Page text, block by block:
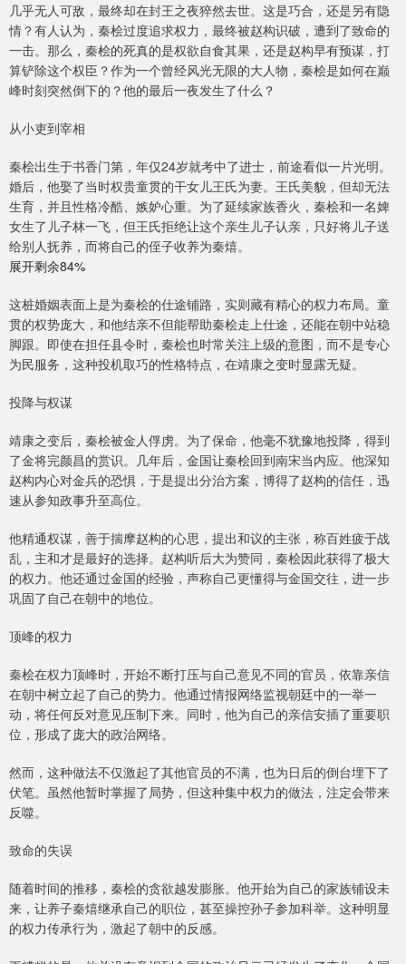
几乎无人可敌，最终却在封王之夜猝然去世。这是巧合，还是另有隐
情？有人认为，秦桧过度追求权力，最终被赵构识破，遭到了致命的
一击。那么，秦桧的死真的是权欲自食其果，还是赵构早有预谋，打
算铲除这个权臣？作为一个曾经风光无限的大人物，秦桧是如何在巅
峰时刻突然倒下的？他的最后一夜发生了什么？
从小吏到宰相
秦桧出生于书香门第，年仅24岁就考中了进士，前途看似一片光明。
婚后，他娶了当时权贵童贯的干女儿王氏为妻。王氏美貌，但却无法
生育，并且性格冷酷、嫉妒心重。为了延续家族香火，秦桧和一名婢
女生了儿子林一飞，但王氏拒绝让这个亲生儿子认亲，只好将儿子送
给别人抚养，而将自己的侄子收养为秦熺。
展开剩余84%
这桩婚姻表面上是为秦桧的仕途铺路，实则藏有精心的权力布局。童
贯的权势庞大，和他结亲不但能帮助秦桧走上仕途，还能在朝中站稳
脚跟。即使在担任县令时，秦桧也时常关注上级的意图，而不是专心
为民服务，这种投机取巧的性格特点，在靖康之变时显露无疑。
投降与权谋
靖康之变后，秦桧被金人俘虏。为了保命，他毫不犹豫地投降，得到
了金将完颜昌的赏识。几年后，金国让秦桧回到南宋当内应。他深知
赵构内心对金兵的恐惧，于是提出分治方案，博得了赵构的信任，迅
速从参知政事升至高位。
他精通权谋，善于揣摩赵构的心思，提出和议的主张，称百姓疲于战
乱，主和才是最好的选择。赵构听后大为赞同，秦桧因此获得了极大
的权力。他还通过金国的经验，声称自己更懂得与金国交往，进一步
巩固了自己在朝中的地位。
顶峰的权力
秦桧在权力顶峰时，开始不断打压与自己意见不同的官员，依靠亲信
在朝中树立起了自己的势力。他通过情报网络监视朝廷中的一举一
动，将任何反对意见压制下来。同时，他为自己的亲信安插了重要职
位，形成了庞大的政治网络。
然而，这种做法不仅激起了其他官员的不满，也为日后的倒台埋下了
伏笔。虽然他暂时掌握了局势，但这种集中权力的做法，注定会带来
反噬。
致命的失误
随着时间的推移，秦桧的贪欲越发膨胀。他开始为自己的家族铺设未
来，让养子秦熺继承自己的职位，甚至操控孙子参加科举。这种明显
的权力传承行为，激起了朝中的反感。